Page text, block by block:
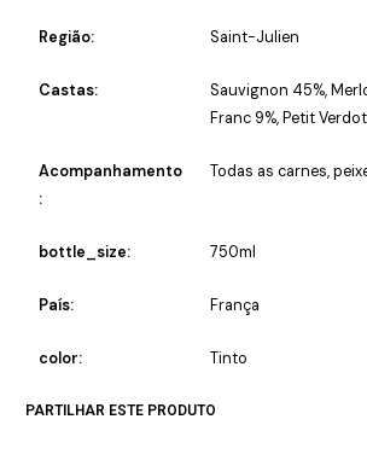
Região: Saint-Julien
Castas:
Sauvignon 45%,
Franc 9%, Petit
Acompanhamento
:
Todas as carnes,
bottle_size: 750ml
País: França
color: Tinto
PARTILHAR ESTE PRODUTO